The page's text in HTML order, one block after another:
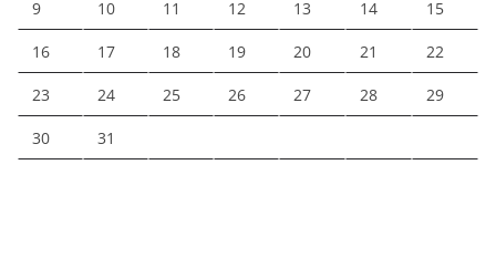
9 10 11 12 13 14 15
16 17 18 19 20 21 22
23 24 25 26 27 28 29
30 31